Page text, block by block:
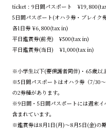
ticket : 9日間パスポート
5日間パスポート(オハラ券・ブレイ
各1日券 ¥6,800(tax in)
平日鑑賞券(前売) ¥500(tax in)
平日鑑賞券(当日) ¥1,000(tax in)
※小学生以下(要保護者同伴)・65歳以
※5日間パスポートはオハラ券（7/30
の2券種があります。
※9日間・5日間パスポートには週末
含まれています。
※鑑賞券は8月1日(月)～8月5日(金)の